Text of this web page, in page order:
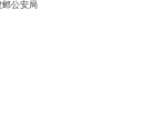
邺公安局